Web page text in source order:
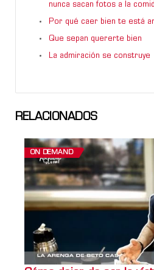
nunca sacan fotos a la
Por qué caer bien te está
Que sepan quererte bien
La admiración se construye
RELACIONADOS
ON DEMAND